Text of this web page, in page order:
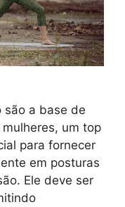
são a base de
um top
para fornecer
em posturas
Ele deve ser